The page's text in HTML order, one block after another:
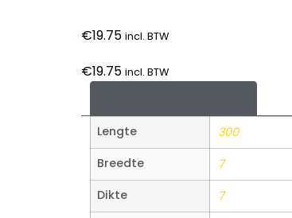
€19.75 incl. BTW
€19.75 incl. BTW
Lengte
300
Breedte
7
Dikte
7